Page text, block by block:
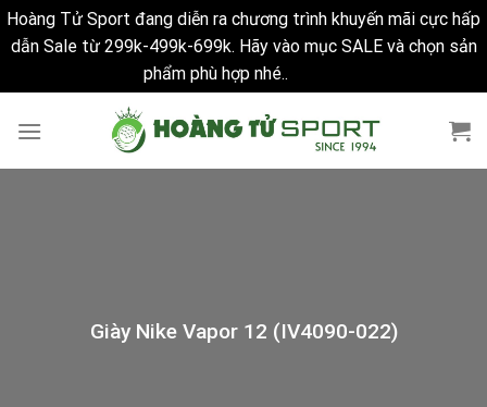
Hoàng Tử Sport đang diễn ra chương trình khuyến mãi cực hấp
dẫn Sale từ 299k-499k-699k. Hãy vào mục SALE và chọn sản
phẩm phù hợp nhé..
Giày Nike Vapor 12 (IV4090-022)